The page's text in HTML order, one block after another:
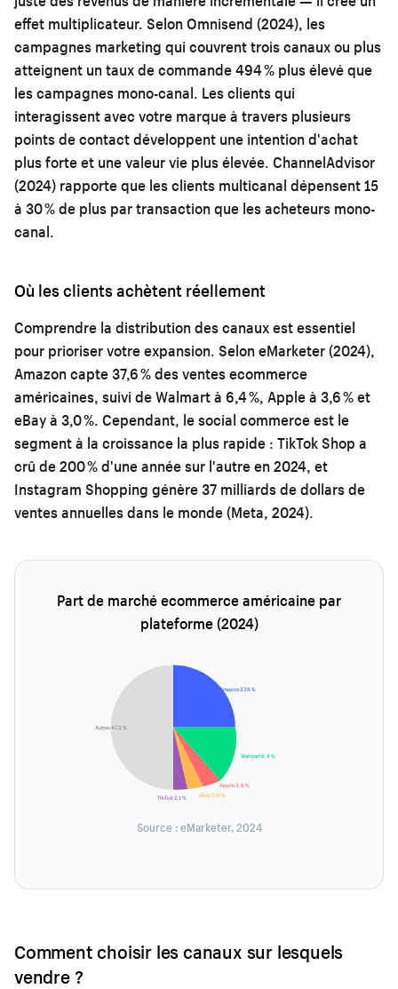
effet multiplicateur. Selon Omnisend (2024), les
campagnes marketing qui couvrent trois canaux ou plus
atteignent un taux de commande 494 % plus élevé que
les campagnes mono-canal. Les clients qui
interagissent avec votre marque à travers plusieurs
points de contact développent une intention d'achat
plus forte et une valeur vie plus élevée. ChannelAdvisor
(2024) rapporte que les clients multicanal dépensent 15
à 30 % de plus par transaction que les acheteurs mono-
canal.
Où les clients achètent réellement
Comprendre la distribution des canaux est essentiel
pour prioriser votre expansion. Selon eMarketer (2024),
Amazon capte 37,6 % des ventes ecommerce
américaines, suivi de Walmart à 6,4 %, Apple à 3,6 % et
eBay à 3,0 %. Cependant, le social commerce est le
segment à la croissance la plus rapide : TikTok Shop a
crû de 200 % d'une année sur l'autre en 2024, et
Instagram Shopping génère 37 milliards de dollars de
ventes annuelles dans le monde (Meta, 2024).
Part de marché ecommerce américaine par
plateforme (2024)
Amazon 37,6 %
Walmart 6,4 %
Apple 3,6 %
eBay 3,0 %
TikTok 2,1 %
Autres 47,3 %
Source : eMarketer, 2024
Comment choisir les canaux sur lesquels
vendre ?